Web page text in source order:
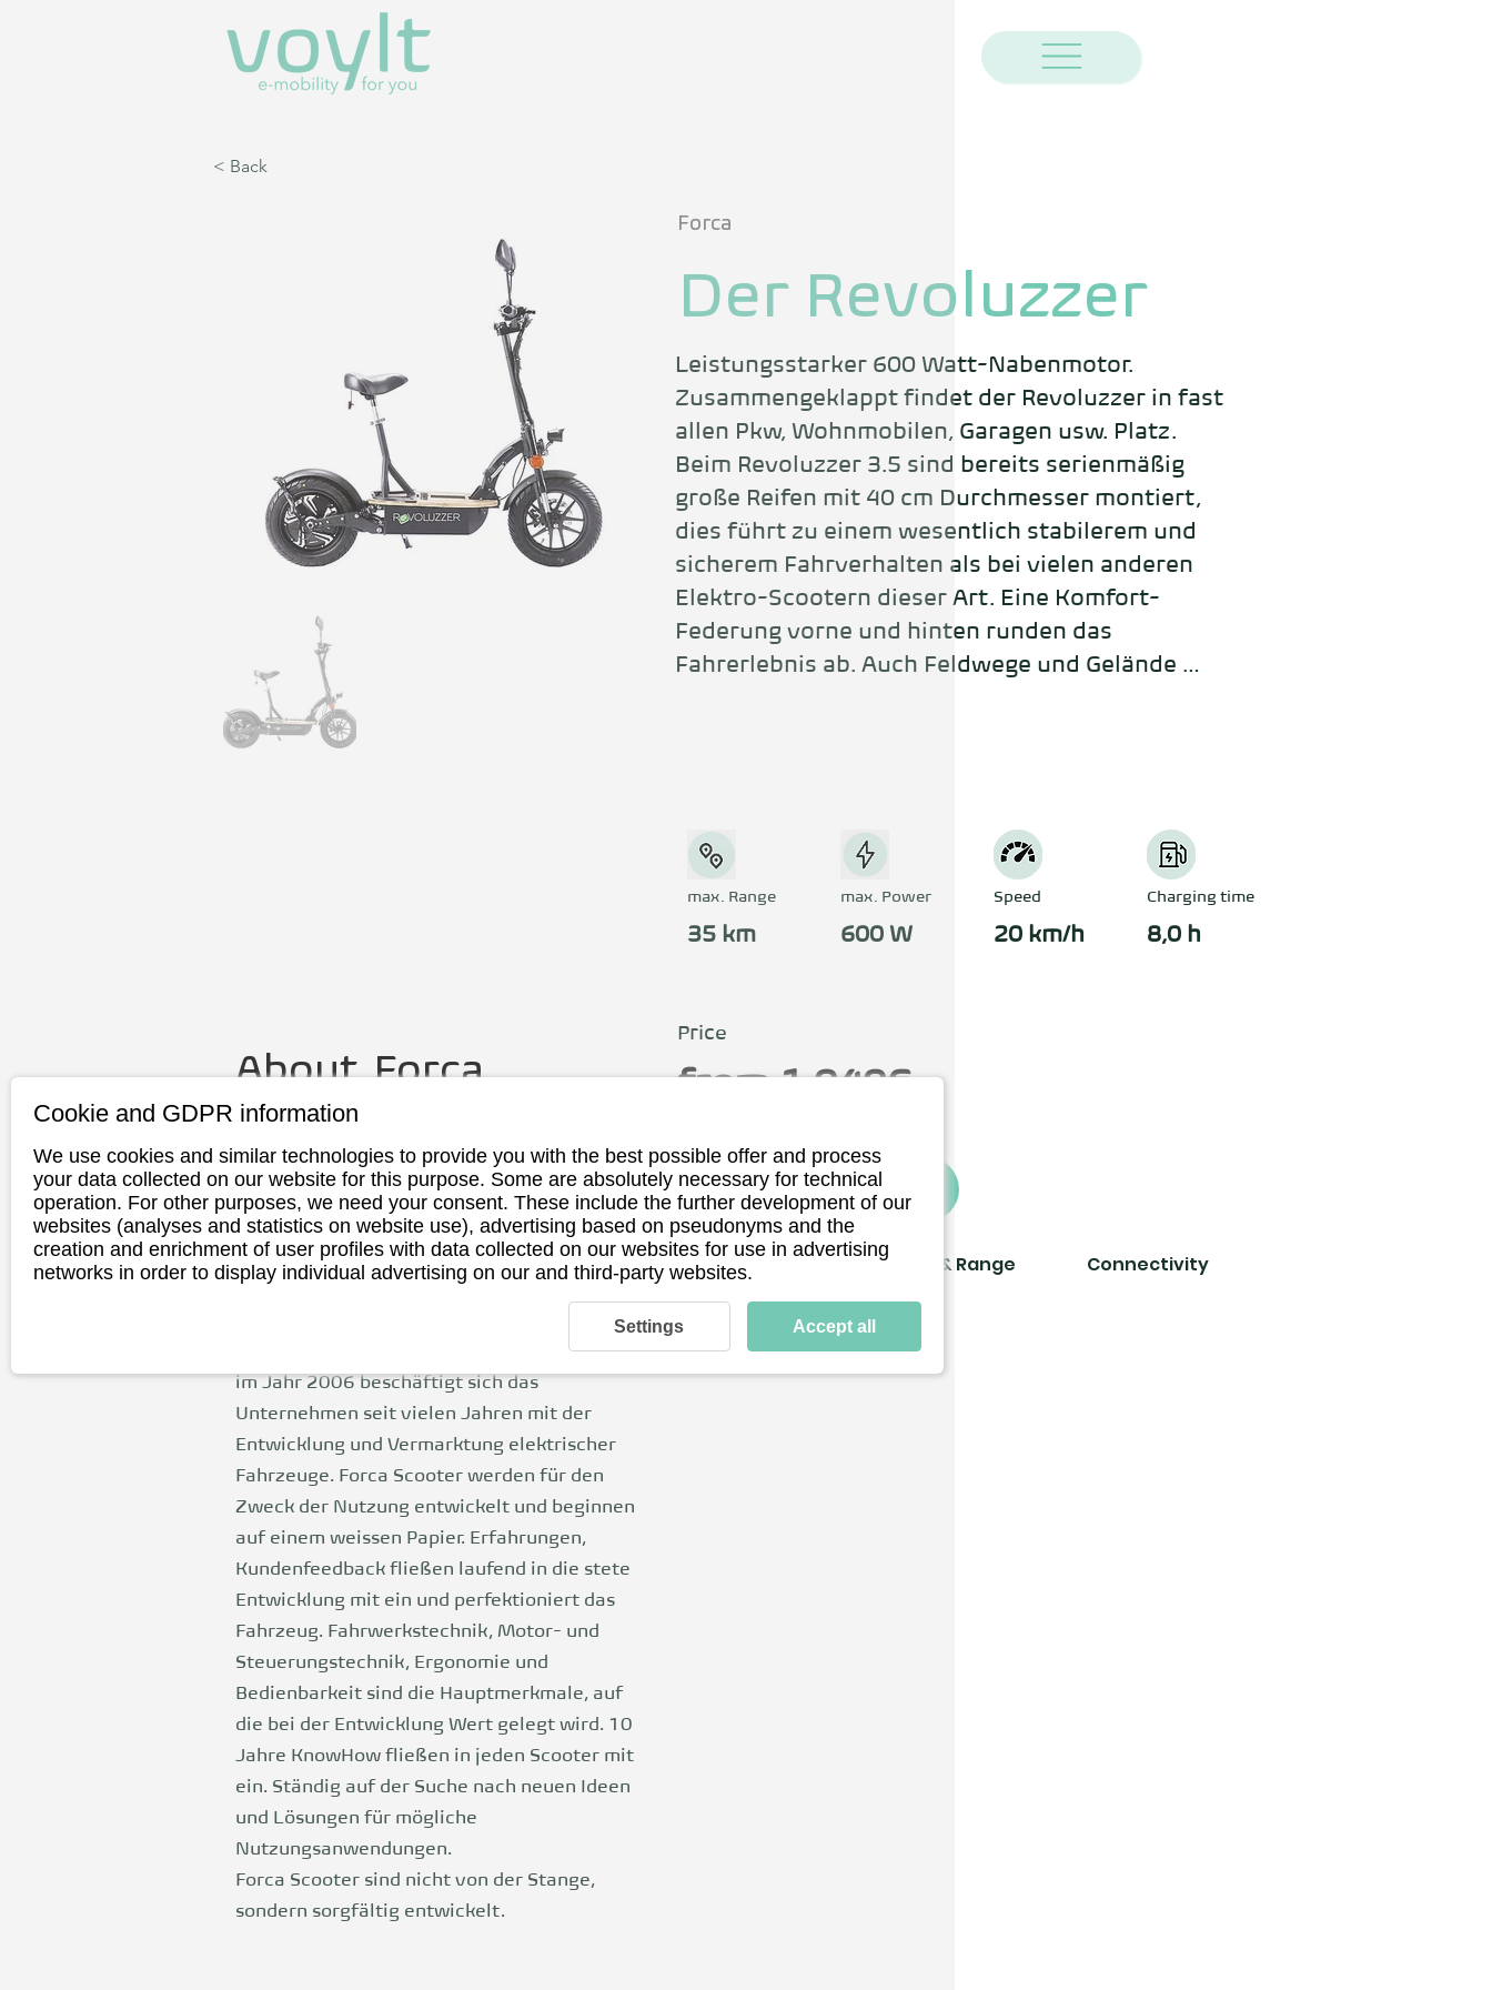
< Back
Forca
Der Revoluzzer
Leistungsstarker 600 Watt-Nabenmotor.
Zusammengeklappt findet der Revoluzzer in fast
allen Pkw, Wohnmobilen, Garagen usw. Platz.
Beim Revoluzzer 3.5 sind bereits serienmäßig
große Reifen mit 40 cm Durchmesser montiert,
dies führt zu einem wesentlich stabilerem und
sicherem Fahrverhalten als bei vielen anderen
Elektro-Scootern dieser Art. Eine Komfort-
Federung vorne und hinten runden das
Fahrerlebnis ab. Auch Feldwege und Gelände
max. Range
35 km
max. Power
600 W
Speed
20 km/h
Charging time
8,0 h
About Forca
year
Headquarte
r
Production
Bruchsal, Deutschland
China / Europa
Hinter Forca e-Rollen und e-Scootern steht
die Zawione GmbH aus Bruchsal. Gegründet
im Jahr 2006 beschäftigt sich das
Unternehmen seit vielen Jahren mit der
Entwicklung und Vermarktung elektrischer
Fahrzeuge. Forca Scooter werden für den
Zweck der Nutzung entwickelt und beginnen
auf einem weissen Papier. Erfahrungen,
Kundenfeedback fließen laufend in die stete
Entwicklung mit ein und perfektioniert das
Fahrzeug. Fahrwerkstechnik, Motor- und
Steuerungstechnik, Ergonomie und
Bedienbarkeit sind die Hauptmerkmale, auf
die bei der Entwicklung Wert gelegt wird. 10
Jahre KnowHow fließen in jeden Scooter mit
ein. Ständig auf der Suche nach neuen Ideen
und Lösungen für mögliche
Nutzungsanwendungen.
Forca Scooter sind nicht von der Stange,
sondern sorgfältig entwickelt.
Price
from 1.040€
To the provider*
Driving Charging & Range
Connectivity
Technical details
Cookie and GDPR information
We use cookies and similar technologies to provide you with the best possible offer and process
your data collected on our website for this purpose. Some are absolutely necessary for technical
operation. For other purposes, we need your consent. These include the further development of our
websites (analyses and statistics on website use), advertising based on pseudonyms and the
creation and enrichment of user profiles with data collected on our websites for use in advertising
networks in order to display individual advertising on our and third-party websites.
Settings Accept all